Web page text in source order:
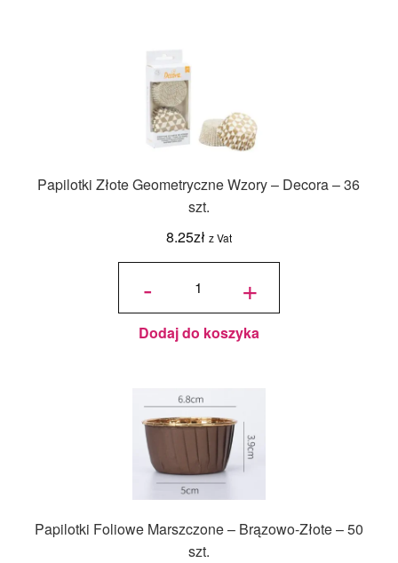
Papilotki Złote Geometryczne Wzory – Decora – 36
szt.
8.25zł z Vat
-
ilość Papilotki
Geometryczne
Wzory -
Decora - 36 +
Dodaj do koszyka
Papilotki Foliowe Marszczone – Brązowo-Złote – 50
szt.